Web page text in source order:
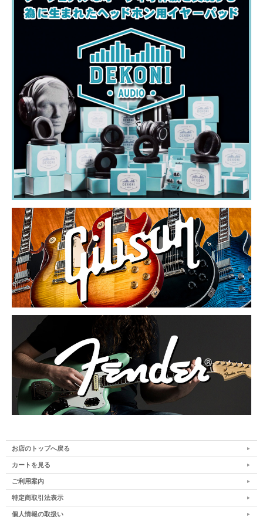
お店のトップへ戻る
カートを見る
ご利用案内
特定商取引法表示
個人情報の取扱い